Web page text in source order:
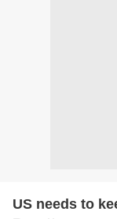
US needs to